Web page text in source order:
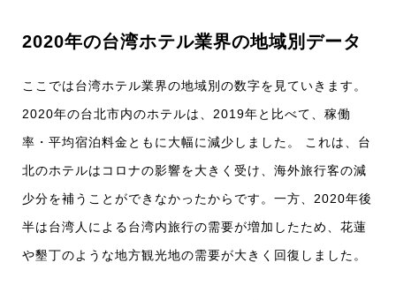
2020年の台湾ホテル業界の地域別データ
ここでは台湾ホテル業界の地域別の数字を見ていきます。
2020年の台北市内のホテルは、2019年と比べて、稼働
率・平均宿泊料金ともに大幅に減少しました。 これは、台
北のホテルはコロナの影響を大きく受け、海外旅行客の減
少分を補うことができなかったからです。一方、2020年後
半は台湾人による台湾内旅行の需要が増加したため、花蓮
や墾丁のような地方観光地の需要が大きく回復しました。